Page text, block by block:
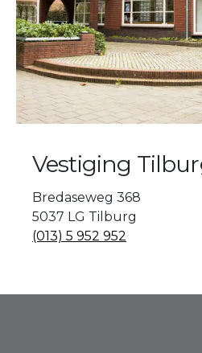
Vestiging
Bredaseweg 368
5037 LG Tilburg
(013) 5 952 952